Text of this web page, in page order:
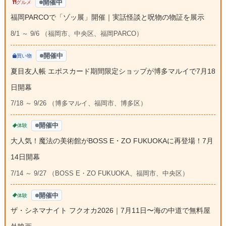
グルメ 開催中
福岡PARCOで「ゾッ展」開催｜実話怪談と呪物の物証を展示
8/1 ～ 9/6 （福岡市、中央区、福岡PARCO）
買い物 開催中
夏目友人帳 エポスカード期間限定ショップが博多マルイで7月18
日開幕
7/18 ～ 9/26 （博多マルイ、福岡市、博多区）
体験 開催中
大人気！魔法の美術館がBOSS E・ZO FUKUOKAに再登場！7月
14日開幕
7/14 ～ 9/27 （BOSS E・ZO FUKUOKA、福岡市、中央区）
体験 開催中
ザ・シネマナイト フクオカ2026｜7月11日〜海の中道で無料屋